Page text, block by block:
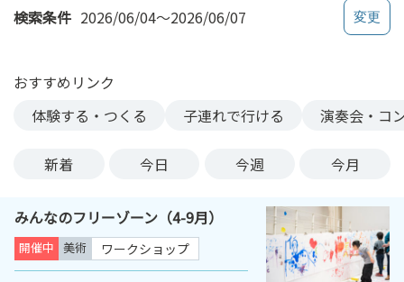
の検索条件 2026/06/04～2026/06/07
おすすめリンク
体験する・つくる
子連れで行ける 演奏会・コ
新着 今日 今週 今月
みんなのフリーゾーン（4-9月）
開催中 美術 ワークショップ